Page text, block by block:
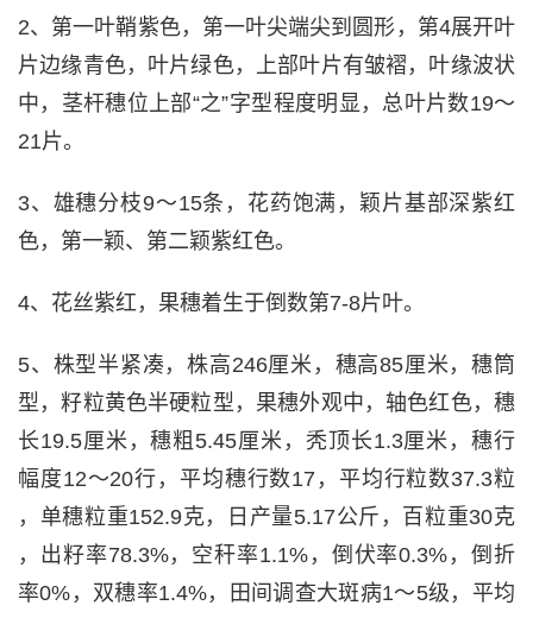
2、第一叶鞘紫色，第一叶尖端尖到圆形，第4展开叶
片边缘青色，叶片绿色，上部叶片有皱褶，叶缘波状
中，茎杆穗位上部“之”字型程度明显，总叶片数19～
21片。
3、雄穗分枝9～15条，花药饱满，颖片基部深紫红
色，第一颖、第二颖紫红色。
4、花丝紫红，果穗着生于倒数第7-8片叶。
5、株型半紧凑，株高246厘米，穗高85厘米，穗筒
型，籽粒黄色半硬粒型，果穗外观中，轴色红色，穗
长19.5厘米，穗粗5.45厘米，秃顶长1.3厘米，穗行
幅度12～20行，平均穗行数17，平均行粒数37.3粒
，单穗粒重152.9克，日产量5.17公斤，百粒重30克
，出籽率78.3%，空秆率1.1%，倒伏率0.3%，倒折
率0%，双穗率1.4%，田间调查大斑病1～5级，平均